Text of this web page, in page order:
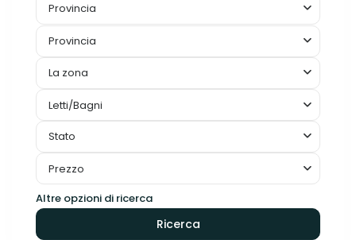
Provincia
Provincia
La zona
Letti/Bagni
Stato
Prezzo
Altre opzioni di ricerca
Ricerca